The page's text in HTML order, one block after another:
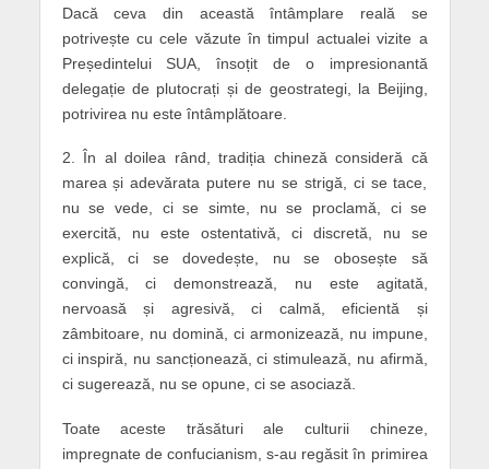
Dacă ceva din această întâmplare reală se
potrivește cu cele văzute în timpul actualei vizite a
Președintelui SUA, însoțit de o impresionantă
delegație de plutocrați și de geostrategi, la Beijing,
potrivirea nu este întâmplătoare.
2. În al doilea rând, tradiția chineză consideră că
marea și adevărata putere nu se strigă, ci se tace,
nu se vede, ci se simte, nu se proclamă, ci se
exercită, nu este ostentativă, ci discretă, nu se
explică, ci se dovedește, nu se obosește să
convingă, ci demonstrează, nu este agitată,
nervoasă și agresivă, ci calmă, eficientă și
zâmbitoare, nu domină, ci armonizează, nu impune,
ci inspiră, nu sancționează, ci stimulează, nu afirmă,
ci sugerează, nu se opune, ci se asociază.
Toate aceste trăsături ale culturii chineze,
impregnate de confucianism, s-au regăsit în primirea